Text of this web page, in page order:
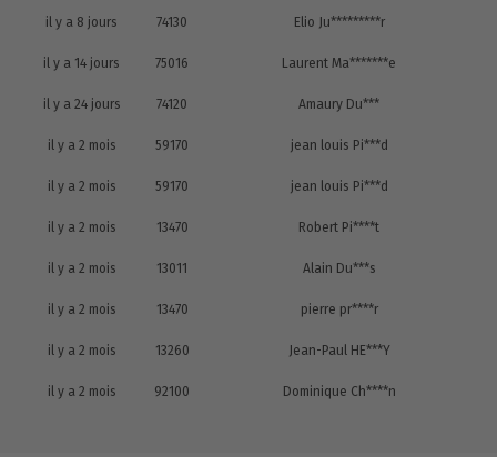
il y a 8 jours 74130 Elio Ju*********r
il y a 14 jours 75016 Laurent Ma*******e
il y a 24 jours 74120 Amaury Du***
il y a 2 mois 59170 jean louis Pi***d
il y a 2 mois 59170 jean louis Pi***d
il y a 2 mois 13470 Robert Pi****t
il y a 2 mois 13011 Alain Du***s
il y a 2 mois 13470 pierre pr****r
il y a 2 mois 13260 Jean-Paul HE***Y
il y a 2 mois 92100 Dominique Ch****n